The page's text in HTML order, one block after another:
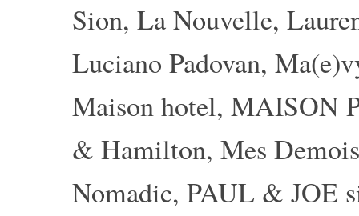
Sion, La Nouvelle,
Luciano Padovan,
Maison hotel, MAISON
& Hamilton, Mes
Nomadic, PAUL & JOE